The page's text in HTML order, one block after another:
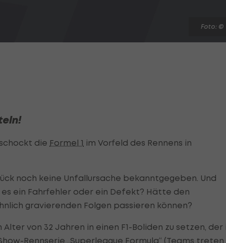
Foto: ©
die Formel 1 im Vorfeld des Rennens in
noch keine Unfallursache bekanntgegeben. Und
ein Fahrfehler oder ein Defekt? Hätte den
gravierenden Folgen passieren können?
von 32 Jahren in einen F1-Boliden zu setzen, der
Rennserie „Superleague Formula“ (Teams treten